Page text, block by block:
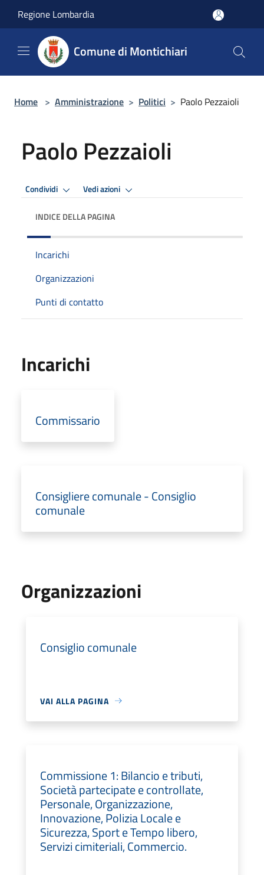
Regione Lombardia
Comune di Montichiari
Home > Amministrazione > Politici > Paolo Pezzaioli
Paolo Pezzaioli
Condividi Vedi azioni
INDICE DELLA PAGINA
Incarichi
Organizzazioni
Punti di contatto
Incarichi
Commissario
Consigliere comunale - Consiglio
comunale
Organizzazioni
Consiglio comunale
VAI ALLA PAGINA
Commissione 1: Bilancio e tributi,
Società partecipate e controllate,
Personale, Organizzazione,
Innovazione, Polizia Locale e
Sicurezza, Sport e Tempo libero,
Servizi cimiteriali, Commercio.